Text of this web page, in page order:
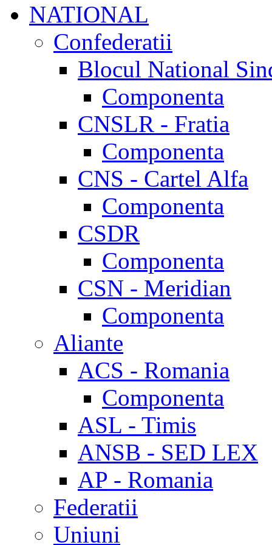
NATIONAL
Confederatii
Blocul National
Componenta
CNSLR - Fratia
Componenta
CNS - Cartel Alfa
Componenta
CSDR
Componenta
CSN - Meridian
Componenta
Aliante
ACS - Romania
Componenta
ASL - Timis
ANSB - SED LEX
AP - Romania
Federatii
Uniuni